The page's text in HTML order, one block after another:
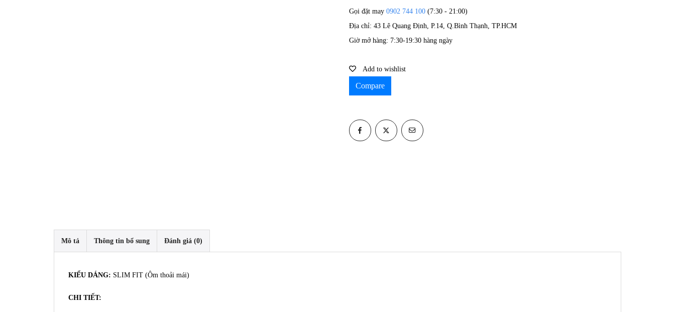
Gọi đặt may 0902 744 100(7:30 - 21:00)
Địa chỉ: 43 Lê Quang Định, P.14, Q.Bình Thạnh, TP.HCM
Giờ mở hàng: 7:30-19:30 hàng ngày
Add to wishlist
Compare
Mô tả Thông tin bổ sung Đánh giá (0)
KIỂU DÁNG: SLIM FIT (Ôm thoải mái)
CHI TIẾT: